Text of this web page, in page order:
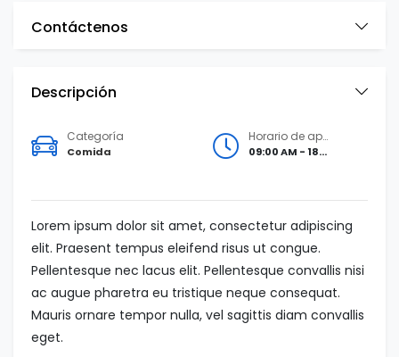
Contáctenos
Descripción
Categoría
Comida
Horario de apertura
09:00 AM - 18:00 PM
Lorem ipsum dolor sit amet, consectetur adipiscing
elit. Praesent tempus eleifend risus ut congue.
Pellentesque nec lacus elit. Pellentesque convallis nisi
ac augue pharetra eu tristique neque consequat.
Mauris ornare tempor nulla, vel sagittis diam convallis
eget.